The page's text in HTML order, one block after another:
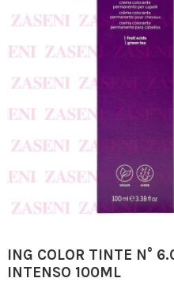
ING COLOR TINTE N°
INTENSO 100ML